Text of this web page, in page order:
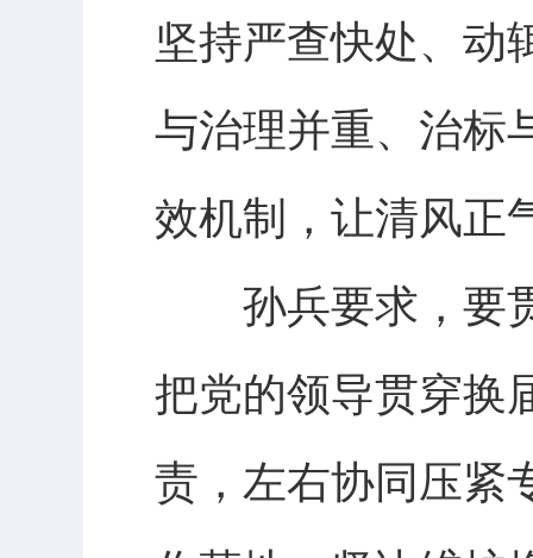
坚持严查快处、动
与治理并重、治标
效机制，让清风正
孙兵要求，要贯
把党的领导贯穿换
责，左右协同压紧